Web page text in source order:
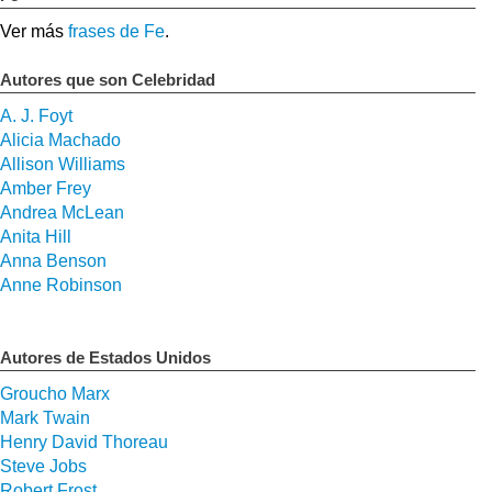
Ver más frases de Fe.
Autores que son Celebridad
A. J. Foyt
Alicia Machado
Allison Williams
Amber Frey
Andrea McLean
Anita Hill
Anna Benson
Anne Robinson
Autores de Estados Unidos
Groucho Marx
Mark Twain
Henry David Thoreau
Steve Jobs